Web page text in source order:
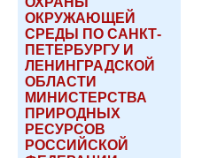
ОКРУЖАЮЩЕЙ
СРЕДЫ ПО САНКТ-
ПЕТЕРБУРГУ И
ЛЕНИНГРАДСКОЙ
ОБЛАСТИ
МИНИСТЕРСТВА
ПРИРОДНЫХ
РЕСУРСОВ
РОССИЙСКОЙ